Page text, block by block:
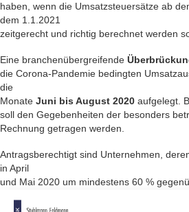
haben, wenn die Umsatzsteuersätze ab
dem 1.1.2021
zeitgerecht und richtig berechnet werden
Eine branchenübergreifende
die Corona-Pandemie bedingten
die
Monate Juni bis August 2020 aufgelegt.
soll den Gegebenheiten der besonders
Rechnung getragen werden.
Antragsberechtigt sind Unternehmen,
in April
und Mai 2020 um mindestens 60 %
gewesen sind. Bei Unternehmen, die nach